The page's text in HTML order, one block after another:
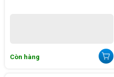
Còn hàng